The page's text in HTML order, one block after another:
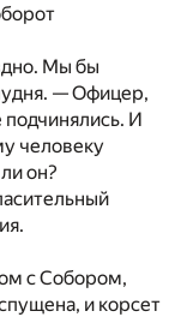
Мы бы
— Офицер,
И
человеку
он?
с Собором,
и корсет